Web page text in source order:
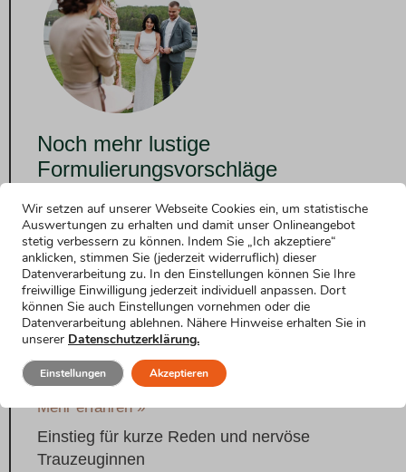
Noch mehr lustige
Formulierungsvorschläge
Konservativer Einstieg für die Rede als
Trauzeugin
Mehr erfahren »
Hochzeitsrede als Trauzeugin: lustiger
Einstieg
Mehr erfahren »
Einstieg in die Hochzeitsrede der Trauzeugin
mit Witz und Selbstironie
Mehr erfahren »
Einstieg für kurze Reden und nervöse
Trauzeuginnen
Wir setzen auf unserer Webseite Cookies ein, um statistische
Auswertungen zu erhalten und damit unser Onlineangebot
stetig verbessern zu können. Indem Sie „Ich akzeptiere“
anklicken, stimmen Sie (jederzeit widerruflich) dieser
Datenverarbeitung zu. In den Einstellungen können Sie Ihre
freiwillige Einwilligung jederzeit individuell anpassen. Dort
können Sie auch Einstellungen vornehmen oder die
Datenverarbeitung ablehnen. Nähere Hinweise erhalten Sie in
unserer Datenschutzerklärung.
Akzeptieren
Einstellungen